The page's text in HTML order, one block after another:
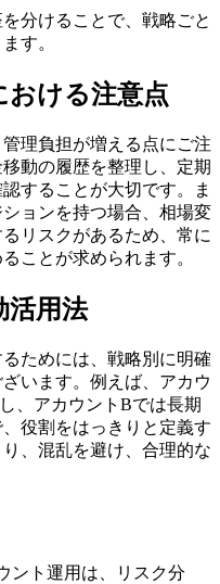
分けることで、戦略ごと
す。
おける注意点
理負担が増える点にご注
動の履歴を整理し、定期
することが大切です。ま
ョンを持つ場合、相場変
リスクがあるため、常に
ことが求められます。
活用法
ためには、戦略別に明確
います。例えば、アカウ
、アカウントBでは長期
役割をはっきりと定義す
、混乱を避け、合理的な
ント運用は、リスク分